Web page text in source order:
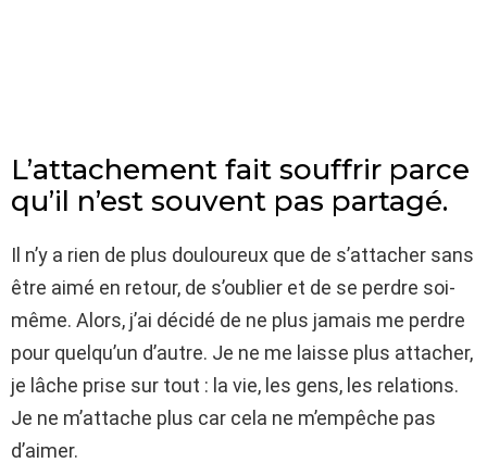
L’attachement fait souffrir parce
qu’il n’est souvent pas partagé.
Il n’y a rien de plus douloureux que de s’attacher sans
être aimé en retour, de s’oublier et de se perdre soi-
même. Alors, j’ai décidé de ne plus jamais me perdre
pour quelqu’un d’autre. Je ne me laisse plus attacher,
je lâche prise sur tout : la vie, les gens, les relations.
Je ne m’attache plus car cela ne m’empêche pas
d’aimer.